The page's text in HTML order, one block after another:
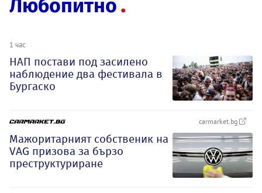
Любопитно
1 час
НАП постави под засилено
наблюдение два фестивала в
Бургаско
carmarket.bg
Мажоритарният собственик на
VAG призова за бързо
преструктуриране